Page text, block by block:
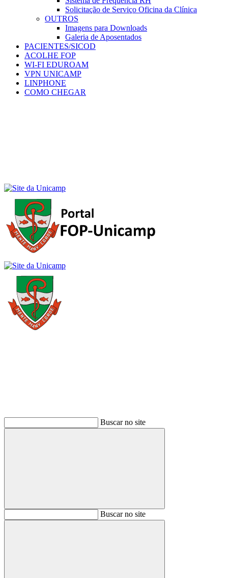
Solicitação de Serviço Oficina da Clínica
OUTROS
Imagens para Downloads
Galeria de Aposentados
PACIENTES/SICOD
ACOLHE FOP
WI-FI EDUROAM
VPN UNICAMP
LINPHONE
COMO CHEGAR
Buscar no site
BuscarBuscar no site